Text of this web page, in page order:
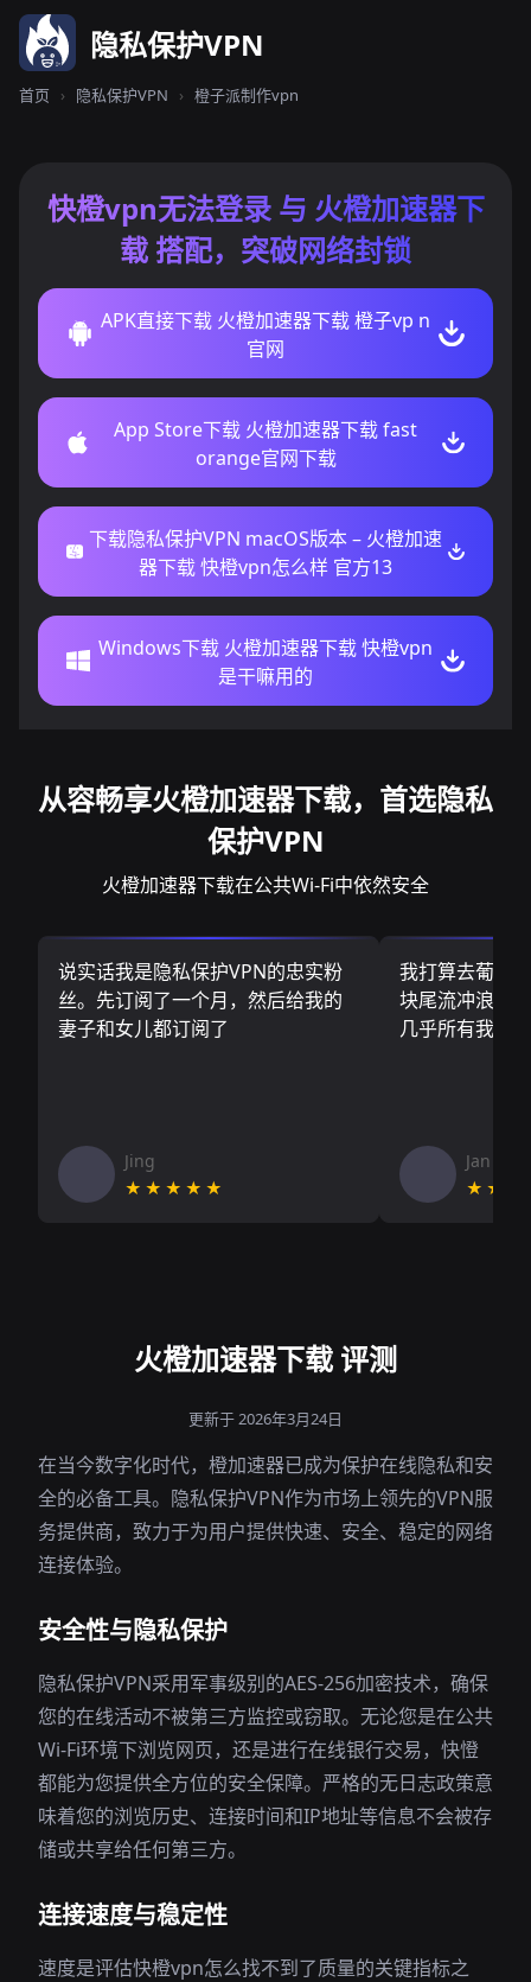
隐私保护VPN
首页 › 隐私保护VPN › 橙子派制作vpn
快橙vpn无法登录 与 火橙加速器下
载 搭配，突破网络封锁
APK直接下载 火橙加速器下载 橙子vp n
官网
App Store下载 火橙加速器下载 fast
orange官网下载
下载隐私保护VPN macOS版本 – 火橙加速
器下载 快橙vpn怎么样 官方13
Windows下载 火橙加速器下载 快橙vpn
是干嘛用的
从容畅享火橙加速器下载，首选隐私
保护VPN
火橙加速器下载在公共Wi-Fi中依然安全
说实话我是隐私保护VPN的忠实粉
丝。先订阅了一个月，然后给我的
妻子和女儿都订阅了
Jing
★★★★★
我打算去葡萄
块尾流冲浪板
几乎所有我需
Jan V
火橙加速器下载 评测
更新于 2026年3月24日
在当今数字化时代，橙加速器已成为保护在线隐私和安
全的必备工具。隐私保护VPN作为市场上领先的VPN服
务提供商，致力于为用户提供快速、安全、稳定的网络
连接体验。
安全性与隐私保护
隐私保护VPN采用军事级别的AES-256加密技术，确保
您的在线活动不被第三方监控或窃取。无论您是在公共
Wi-Fi环境下浏览网页，还是进行在线银行交易，快憕
都能为您提供全方位的安全保障。严格的无日志政策意
味着您的浏览历史、连接时间和IP地址等信息不会被存
储或共享给任何第三方。
连接速度与稳定性
速度是评估快橙vpn怎么找不到了质量的关键指标之